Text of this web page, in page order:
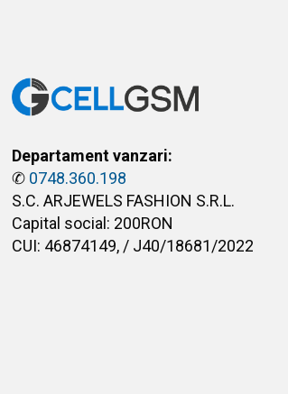
Departament vanzari:
✆ 0748.360.198
S.C. ARJEWELS FASHION S.R.L.
Capital social: 200RON
CUI: 46874149, / J40/18681/2022